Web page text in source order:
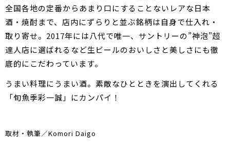
全国各地の定番からあまり口にすることないレアな日本
酒・焼酎まで、店内にずらりと並ぶ銘柄は自身で仕入れ・
取り寄せ。2017年には八代で唯一、サントリーの”神泡”超
達人店に選ばれるなど生ビールのおいしさと美しさにも徹
底的にこだわっています。
うまい料理にうまい酒。素敵なひとときを演出してくれる
「旬魚季彩一誠」にカンパイ！
取材・執筆／Komori Daigo